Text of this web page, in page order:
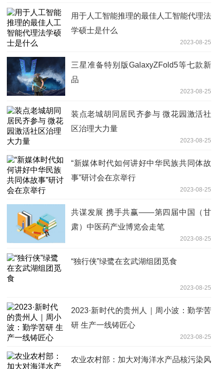
用于人工智能推理的最佳人工智能代理法
学硕士是什么
2023-08-25
三星准备特别版GalaxyZFold5等七款新
品
2023-08-25
装点老城胡同居民齐参与 微花园激活社
区治理大力量
2023-08-25
“新媒体时代如何讲好中华民族共同体故
事”研讨会在京举行
2023-08-25
共谋发展 携手共赢——第四届中国（甘
肃）中医药产业博览会走笔
2023-08-25
“独行侠”绿鹭在玄武湖组团觅食
2023-08-25
2023·新时代的贵州人｜周小波：勤学苦
研 生产一线铸匠心
2023-08-25
农业农村部：加大对海洋水产品核污染风